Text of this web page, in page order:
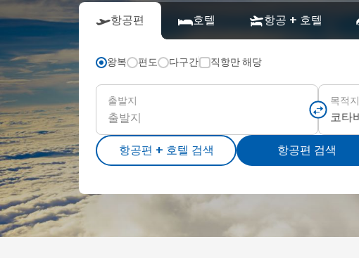
항공편 호텔 항공 + 호텔
왕복 편도 다구간 직항만 해당
출발지 목적지
항공편 + 호텔 검색 항공편 검색